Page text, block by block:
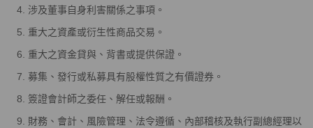
涉及董事自身利害關係之事項。
重大之資產或衍生性商品交易。
重大之資金貸與、背書或提供保證。
募集、發行或私募具有股權性質之有價證券。
簽證會計師之委任、解任或報酬。
財務、會計、風險管理、法令遵循、內部稽核及執行副總經理以